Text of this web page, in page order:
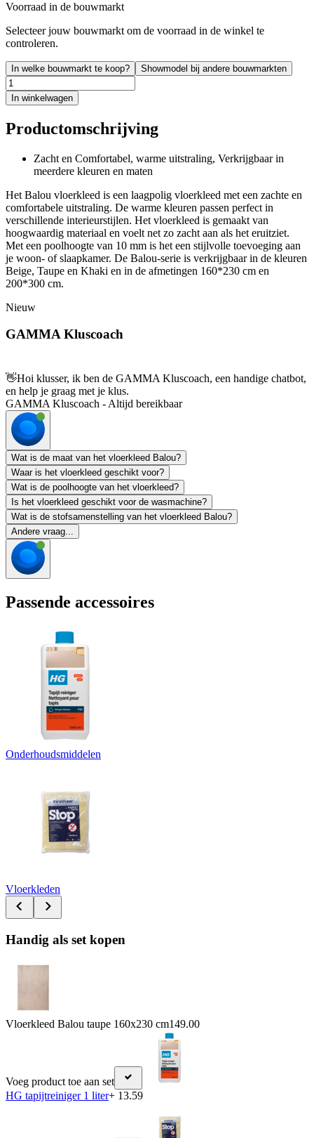
Voorraad in de bouwmarkt
Selecteer jouw bouwmarkt om de voorraad in de winkel te
controleren.
In welke bouwmarkt te koop? Showmodel bij andere bouwmarkten
In winkelwagen
Productomschrijving
Zacht en Comfortabel, warme uitstraling, Verkrijgbaar in
meerdere kleuren en maten
Het Balou vloerkleed is een laagpolig vloerkleed met een zachte en
comfortabele uitstraling. De warme kleuren passen perfect in
verschillende interieurstijlen. Het vloerkleed is gemaakt van
hoogwaardig materiaal en voelt net zo zacht aan als het eruitziet.
Met een poolhoogte van 10 mm is het een stijlvolle toevoeging aan
je woon- of slaapkamer. De Balou-serie is verkrijgbaar in de kleuren
Beige, Taupe en Khaki en in de afmetingen 160*230 cm en
200*300 cm.
Nieuw
GAMMA Kluscoach
👋Hoi klusser, ik ben de GAMMA Kluscoach, een handige chatbot,
en help je graag met je klus.
GAMMA Kluscoach - Altijd bereikbaar
Wat is de maat van het vloerkleed Balou?
Waar is het vloerkleed geschikt voor?
Wat is de poolhoogte van het vloerkleed?
Is het vloerkleed geschikt voor de wasmachine?
Wat is de stofsamenstelling van het vloerkleed Balou?
Andere vraag...
Passende accessoires
Onderhoudsmiddelen
Vloerkleden
Handig als set kopen
Vloerkleed Balou taupe 160x230 cm149.00
Voeg product toe aan set
HG tapijtreiniger 1 liter+ 13.59